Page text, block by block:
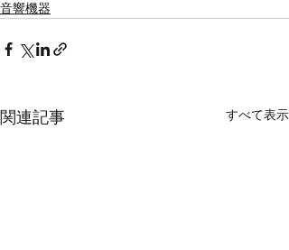
音響機器
関連記事 すべて表示